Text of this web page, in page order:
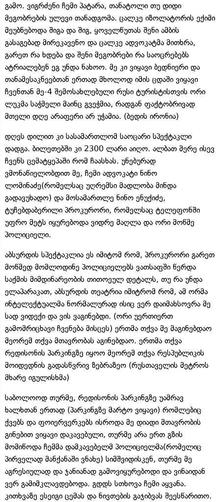
გამო. ვიგრძენი ჩემი პატარა, თანატოლი თუ დიდი
მეგობრების ულევი თანადგომა. ცალკე იზოლატორის ექიმი
მეუბნებოდა შიგა და შიგ, ყოველწუთას შენი ამბის
გასაგებად მირეკავენო და ცალკე ადვოკატმა მითხრა,
გარეთ რა ხდება და შენი მეგობრები რა საოცრებებს
ატრიალებენ ეგ უნდა ნახოო. მე კი ვიყავი ბედნიერი და
თანამესაკნეებთან ერთად მხოლოდ იმის ცდაში ვიყავი
ჩვენთან მე-4 შემოსახლებული რუსი ტურისტისთვის ორი
ლუკმა საჭმელი მაინც გვეჭმია, რადგან ფაქტობრივად
მთელი დღე არაფერი არ უჭამია. (ბედის ირონია)
დღეს დილით კი სასამართლომ საოცარი სპექტაკლი
დადგა. ბილეთებში კი 2300 ლარი აიღო. ალბათ მერე ისევ
ჩვენს ცემატყეპაში რომ ჩაასხას. უნებურად
ვმონაწიელობდით მე, ჩემი ადვოკატი ნინო
ლომინაძე(რომელსაც უღრემსი მადლობა მინდა
გადავუხადო) და მოსამართლე ნინო ენუქიძე,
ტუჩებდაბერილი პროკურორი, რომელსაც ტელეფონში
უფრო მეტს იყურებოდა ვიდრე მაღლა და ორი მოწმე
პოლიციელი.
აბსურდის სპექტაკლია ეს იმიტომ რომ, პროკურორი გარეთ
მოწმედ მომლოდინე პოლიციელებს ვათსაფში წერდა
საქმის მიმდინარეობის თითოეულ დეტალს, თუ რა უნდა
ელაპარაკათ, აბსურდის თეატრია იმიტრომ რომ, ამ ორმა
ინტელექტუალმა ნორმალურად ისიც ვერ დაიმახსოვრა მე
სად ვიდექი და ვის ვაგინებდი. (ორი უერთიერთ
გამომრიცხავი ჩვენება მისცეს) ერთმა თქვა მე მაგინებდაო
მეორემ თქვა მთავრობას აგინებდაო. ერთმა თქვა
რედისონის პარკინგზე იყოო მეორემ თქვა რესპუბლიკის
მოიდედნის გადასწვრივ ზებრაზეო (რუსთაველის მეტროს
მხარე იგულისხმა)
საბოლოოდ თურმე, რედისონის პარკინგზე უამრავ
ხალხთან ერთად (პარკინგზე მარტო ვიყავი) რომლებიც
ქვებს და ფოიერვერკებს ისროდა მე დიადი მთავრობის
გინებით ვიყავი დაკავებული, თურმე არა ერთ გზის
მომიწოდა ჩემმა დამკავებელმ პოლიციელმა(რომელიც
პირველად მანქანაში ვნახე) სიმშვიდისკენ, თურმე მე
აგრესიულად და ჯანიანად გამოვიყურებოდი და ვინაიდან
ვერ გამიმკლავდებოდა. გდდს სთხოვა ჩემი აყვანა.
კითხვაზე ესეიგი ცემას და ნივთების გაჯიბვას შეესწარითო.